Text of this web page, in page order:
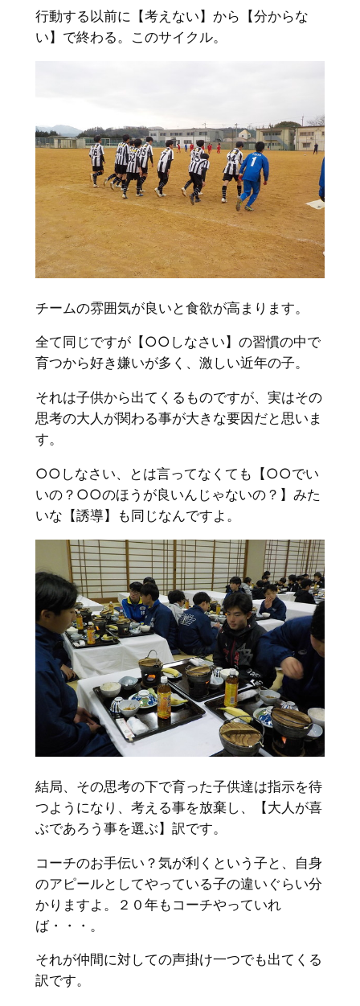
行動する以前に【考えない】から【分からな
い】で終わる。このサイクル。
チームの雰囲気が良いと食欲が高まります。
全て同じですが【○○しなさい】の習慣の中で
育つから好き嫌いが多く、激しい近年の子。
それは子供から出てくるものですが、実はその
思考の大人が関わる事が大きな要因だと思いま
す。
○○しなさい、とは言ってなくても【○○でい
いの？○○のほうが良いんじゃないの？】みた
いな【誘導】も同じなんですよ。
結局、その思考の下で育った子供達は指示を待
つようになり、考える事を放棄し、【大人が喜
ぶであろう事を選ぶ】訳です。
コーチのお手伝い？気が利くという子と、自身
のアピールとしてやっている子の違いぐらい分
かりますよ。２０年もコーチやっていれ
ば・・・。
それが仲間に対しての声掛け一つでも出てくる
訳です。